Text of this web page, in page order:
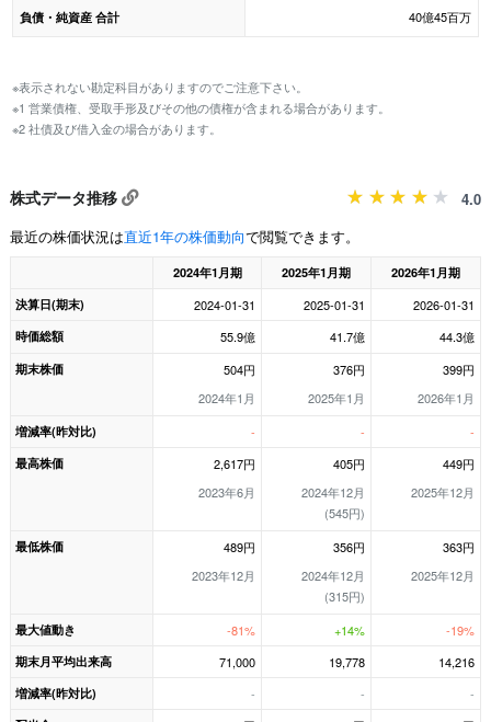
負債・純資産 合計 40億45百万
※表示されない勘定科目がありますのでご注意下さい。
※1 営業債権、受取手形及びその他の債権が含まれる場合があります。
※2 社債及び借入金の場合があります。
株式データ推移
4.0
最近の株価状況は直近1年の株価動向で閲覧できます。
2024年1月期 2025年1月期
2026年1月期
決算日(期末)
2024-01-31 2025-01-31 2026-01-31
時価総額 55.9億 41.7億 44.3億
期末株価
504円
2024年1月
376円
2025年1月
399円
2026年1月
増減率(昨対比) - - -
最高株価
2,617円
2023年6月
405円
2024年12月
(545円)
449円
2025年12月
最低株価
489円
2023年12月
356円
2024年12月
(315円)
363円
2025年12月
最大値動き -81% +14% -19%
期末月平均出来高 71,000 19,778 14,216
増減率(昨対比) - - -